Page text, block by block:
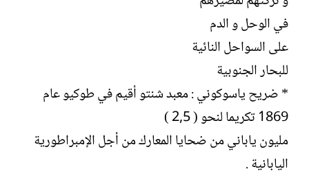
في الوحل و الدم
على السواحل النائية
للبحار الجنوبية
* ضريح ياسوكوني : معبد شنتو أقيم في طوكيو عام
1869 تكريما لنحو ( 2,5 )
مليون ياباني من ضحايا المعارك من أجل الإمبراطورية
اليابانية .